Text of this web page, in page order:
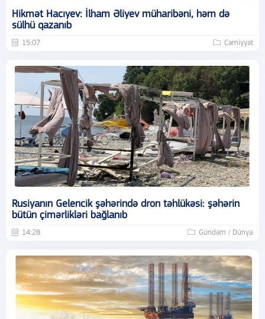
Hikmət Hacıyev: İlham Əliyev müharibəni, həm də
sülhü qazanıb
15:07 Cəmiyyət
Rusiyanın Gelencik şəhərində dron təhlükəsi: şəhərin
bütün çimərlikləri bağlanıb
14:28 Gündəm / Dünya